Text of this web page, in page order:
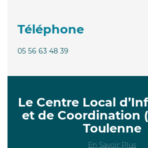
Téléphone
05 56 63 48 39
Le Centre Local
et de Coordination
Toulenne
En Savoir Plus